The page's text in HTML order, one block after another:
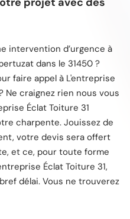
intervention d’urgence à
dans le 31450 ?
faire appel à L'entreprise
Ne craignez rien nous vous
Éclat Toiture 31
charpente. Jouissez de
votre devis sera offert
et ce, pour toute forme
Éclat Toiture 31,
délai. Vous ne trouverez